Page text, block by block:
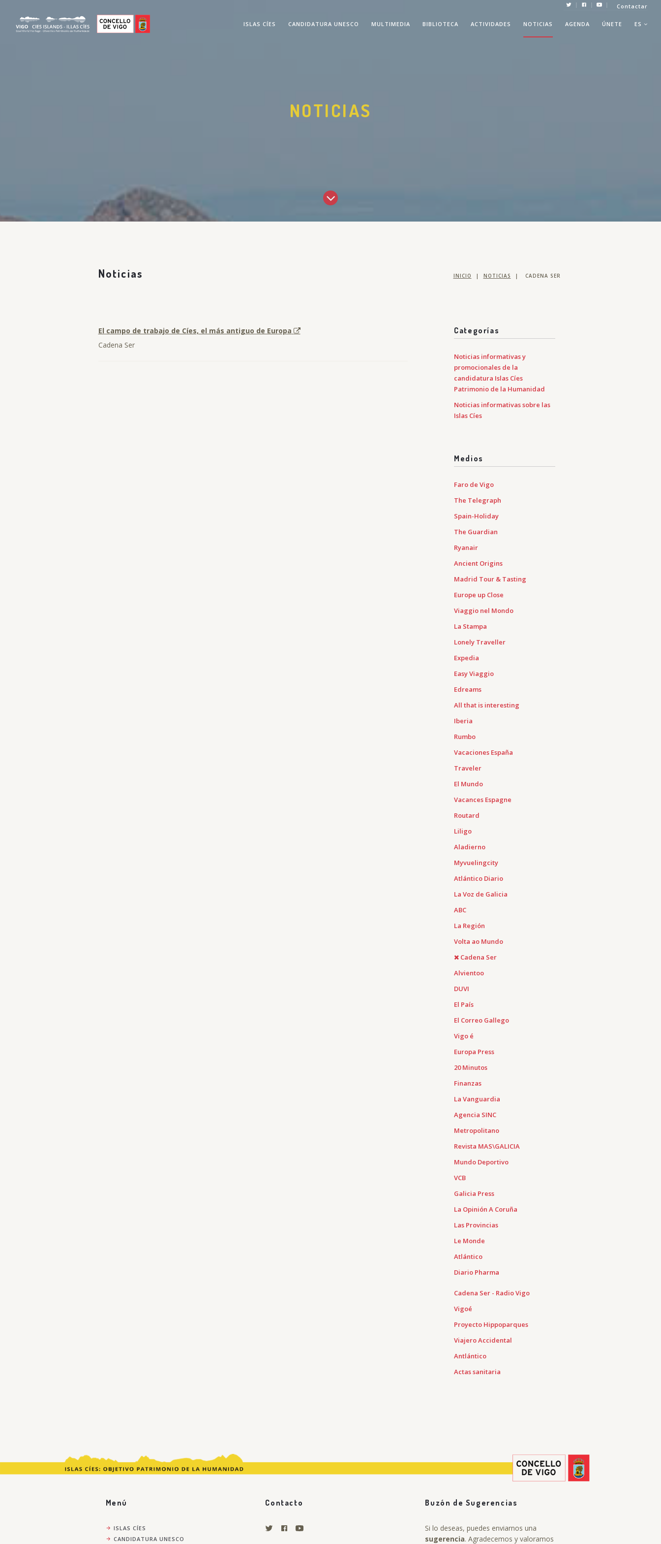
NOTICIAS
| | | Contactar
ISLAS CÍES CANDIDATURA UNESCO MULTIMEDIA BIBLIOTECA ACTIVIDADES NOTICIAS AGENDA ÚNETE ES
INICIO | NOTICIAS | CADENA SER
Noticias
El campo de trabajo de Cíes, el más antiguo de Europa
Cadena Ser
Categorías
Noticias informativas y
promocionales de la
candidatura Islas Cíes
Patrimonio de la Humanidad
Noticias informativas sobre las
Islas Cíes
Medios
Faro de Vigo
The Telegraph
Spain-Holiday
The Guardian
Ryanair
Ancient Origins
Madrid Tour & Tasting
Europe up Close
Viaggio nel Mondo
La Stampa
Lonely Traveller
Expedia
Easy Viaggio
Edreams
All that is interesting
Iberia
Rumbo
Vacaciones España
Traveler
El Mundo
Vacances Espagne
Routard
Liligo
Aladierno
Myvuelingcity
Atlántico Diario
La Voz de Galicia
ABC
La Región
Volta ao Mundo
Cadena Ser
Alvientoo
DUVI
El País
El Correo Gallego
Vigo é
Europa Press
20 Minutos
Finanzas
La Vanguardia
Agencia SINC
Metropolitano
Revista MAS\GALICIA
Mundo Deportivo
VCB
Galicia Press
La Opinión A Coruña
Las Provincias
Le Monde
Atlántico
Diario Pharma
Cadena Ser - Radio Vigo
Vigoé
Proyecto Hippoparques
Viajero Accidental
Antlántico
Actas sanitaria
Menú
ISLAS CÍES
CANDIDATURA UNESCO
Contacto Buzón de Sugerencias
Si lo deseas, puedes enviarnos una
sugerencia. Agradecemos y valoramos